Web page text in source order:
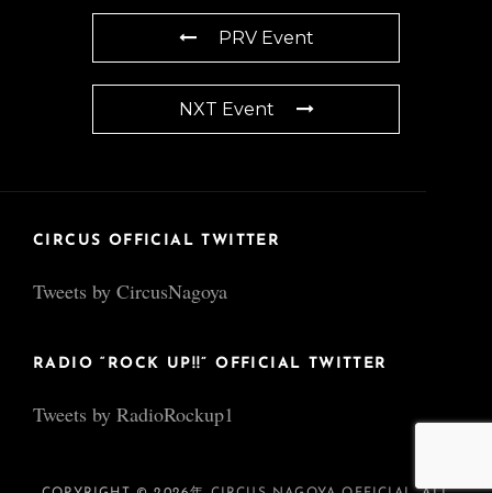
PRV Event
NXT Event
CIRCUS OFFICIAL TWITTER
Tweets by CircusNagoya
RADIO “ROCK UP!!” OFFICIAL TWITTER
Tweets by RadioRockup1